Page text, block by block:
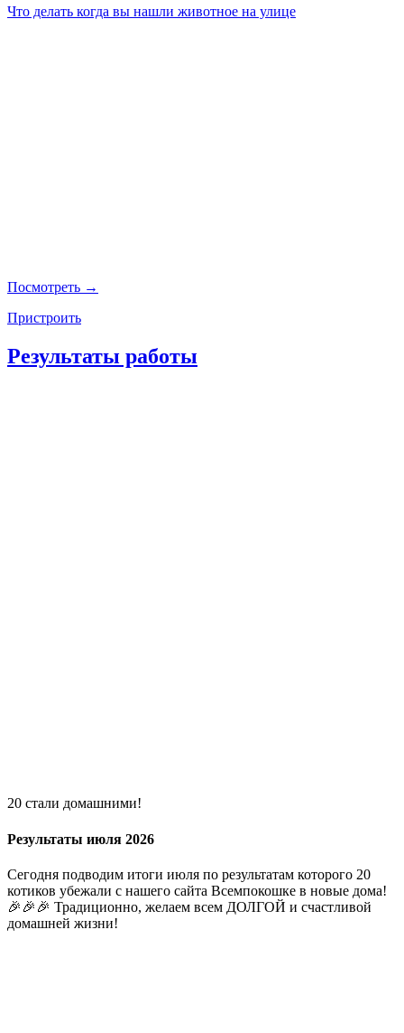
Что делать когда вы нашли животное на улице
Посмотреть →
Пристроить
Результаты работы
20 стали домашними!
Результаты июля 2026
Сегодня подводим итоги июля по результатам которого 20
котиков убежали с нашего сайта Всемпокошке в новые дома!
🎉🎉🎉 Традиционно, желаем всем ДОЛГОЙ и счастливой
домашней жизни!